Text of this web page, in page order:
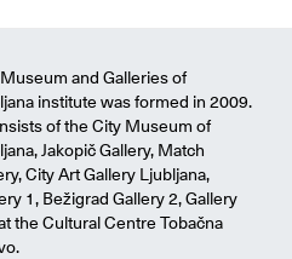
and Galleries of
institute was formed in 2009.
of the City Museum of
Jakopič Gallery, Match
City Art Gallery Ljubljana,
1, Bežigrad Gallery 2, Gallery
the Cultural Centre Tobačna